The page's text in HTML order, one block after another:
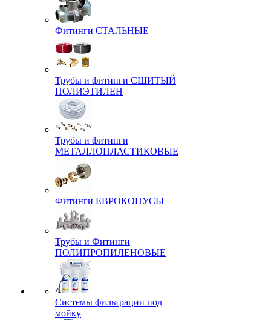
Фитинги СТАЛЬНЫЕ
Трубы и фитинги СШИТЫЙ
ПОЛИЭТИЛЕН
Трубы и фитинги
МЕТАЛЛОПЛАСТИКОВЫЕ
Фитинги ЕВРОКОНУСЫ
Трубы и Фитинги
ПОЛИПРОПИЛЕНОВЫЕ
Системы фильтрации под
мойку